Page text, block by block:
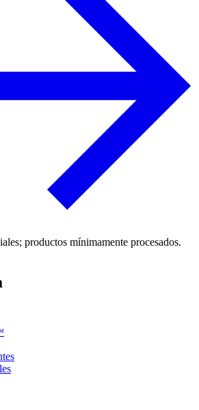
productos mínimamente procesados.